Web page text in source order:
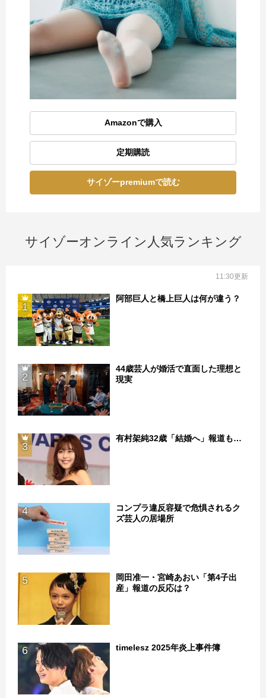
Amazonで購入
定期購読
サイゾーpremiumで読む
サイゾーオンライン人気ランキング
11:30更新
1
阿部巨人と橋上巨人は何が違う？
2
44歳芸人が婚活で直面した理想と
現実
3
有村架純32歳「結婚へ」報道も…
4
コンプラ違反容疑で危惧されるク
ズ芸人の居場所
5
岡田准一・宮崎あおい「第4子出
産」報道の反応は？
6 timelesz 2025年炎上事件簿